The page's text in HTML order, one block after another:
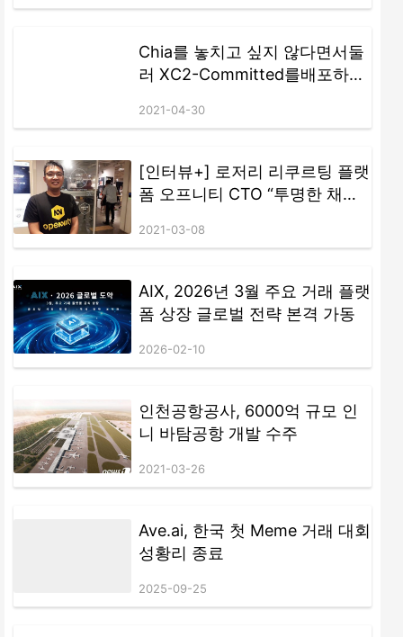
책 컨퍼런스에서 이원태 한국인터넷진흥원장이 개회사를 하고 있다.
으로 혁신하는 디지털 경제”정책 컨퍼런스에서 이원태 한국인터넷진
흥원장이 개회사를 하고 있다. 사진/KISA 최근 급속한 비대면화에 따
라 다양한 융합기술 개발의 필요성이 증가하면서 데이터 신뢰성 보장
(탈중앙화 혁신금융 등)의 국내외 동향을 공유하고 발전방향을 모색
토론으로…
Chia를 놓치고 싶지 않다면서둘
러 XC2-Committed를배포하여
구축하십시오.
2021-04-30
[인터뷰+] 로저리 리쿠르팅 플랫
폼 오프니티 CTO “투명한 채용
교류, 결제 시스템 통해 블록체
2021-03-08
AIX, 2026년 3월 주요 거래 플랫
폼 상장 글로벌 전략 본격 가동
2026-02-10
인천공항공사, 6000억 규모 인
니 바탐공항 개발 수주
2021-03-26
Ave.ai, 한국 첫 Meme 거래 대회
성황리 종료
2025-09-25